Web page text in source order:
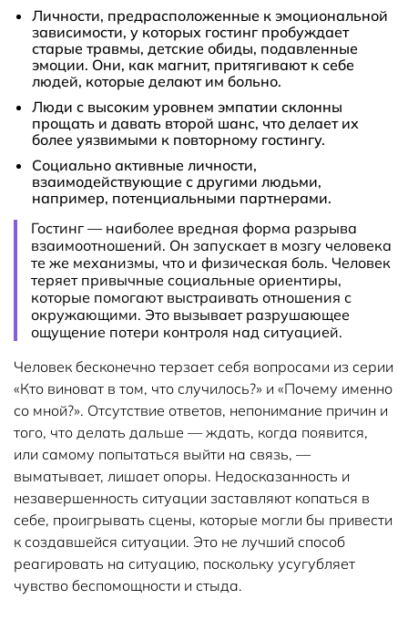
Личности, предрасположенные к эмоциональной
зависимости, у которых гостинг пробуждает
старые травмы, детские обиды, подавленные
эмоции. Они, как магнит, притягивают к себе
людей, которые делают им больно.
Люди с высоким уровнем эмпатии склонны
прощать и давать второй шанс, что делает их
более уязвимыми к повторному гостингу.
Социально активные личности,
взаимодействующие с другими людьми,
например, потенциальными партнерами.
Гостинг — наиболее вредная форма разрыва
взаимоотношений. Он запускает в мозгу человека
те же механизмы, что и физическая боль. Человек
теряет привычные социальные ориентиры,
которые помогают выстраивать отношения с
окружающими. Это вызывает разрушающее
ощущение потери контроля над ситуацией.
Человек бесконечно терзает себя вопросами из серии
«Кто виноват в том, что случилось?» и «Почему именно
со мной?». Отсутствие ответов, непонимание причин и
того, что делать дальше — ждать, когда появится,
или самому попытаться выйти на связь, —
выматывает, лишает опоры. Недосказанность и
незавершенность ситуации заставляют копаться в
себе, проигрывать сцены, которые могли бы привести
к создавшейся ситуации. Это не лучший способ
реагировать на ситуацию, поскольку усугубляет
чувство беспомощности и стыда.